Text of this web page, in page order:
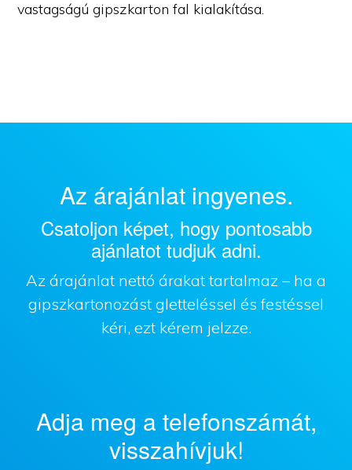
vastagságú gipszkarton fal kialakítása.
Az árajánlat ingyenes.
Csatoljon képet, hogy pontosabb
ajánlatot tudjuk adni.
Az árajánlat nettó árakat tartalmaz – ha a
gipszkartonozást gletteléssel és festéssel
kéri, ezt kérem jelzze.
Adja meg a telefonszámát,
visszahívjuk!